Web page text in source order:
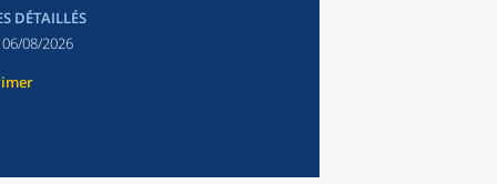
DÉTAILLÉS
06/08/2026